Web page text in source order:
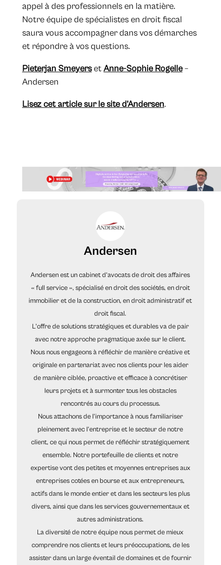
appel à des professionnels en la matière.
Notre équipe de spécialistes en droit fiscal
saura vous accompagner dans vos démarches
et répondre à vos questions.
Pieterjan SmeyersetAnne-Sophie Rogelle–
Andersen
Lisez cet article sur le site d’Andersen.
Andersen
Andersen est un cabinet d’avocats de droit des affaires
« full service », spécialisé en droit des sociétés, en droit
immobilier et de la construction, en droit administratif et
droit fiscal.
L'offre de solutions stratégiques et durables va de pair
avec notre approche pragmatique axée sur le client.
Nous nous engageons à réfléchir de manière créative et
originale en partenariat avec nos clients pour les aider
de manière ciblée, proactive et efficace à concrétiser
leurs projets et à surmonter tous les obstacles
rencontrés au cours du processus.
Nous attachons de l'importance à nous familiariser
pleinement avec l'entreprise et le secteur de notre
client, ce qui nous permet de réfléchir stratégiquement
ensemble. Notre portefeuille de clients et notre
expertise vont des petites et moyennes entreprises aux
entreprises cotées en bourse et aux entrepreneurs,
actifs dans le monde entier et dans les secteurs les plus
divers, ainsi que dans les services gouvernementaux et
autres administrations.
La diversité de notre équipe nous permet de mieux
comprendre nos clients et leurs préoccupations, de les
assister dans un large éventail de domaines et de fournir